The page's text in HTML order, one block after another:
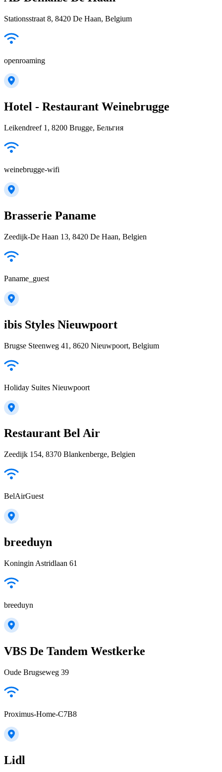
Stationsstraat 8, 8420 De Haan, Belgium
openroaming
Hotel - Restaurant Weinebrugge
Leikendreef 1, 8200 Brugge, Бельгия
weinebrugge-wifi
Brasserie Paname
Zeedijk-De Haan 13, 8420 De Haan, Belgien
Paname_guest
ibis Styles Nieuwpoort
Brugse Steenweg 41, 8620 Nieuwpoort, Belgium
Holiday Suites Nieuwpoort
Restaurant Bel Air
Zeedijk 154, 8370 Blankenberge, Belgien
BelAirGuest
breeduyn
Koningin Astridlaan 61
breeduyn
VBS De Tandem Westkerke
Oude Brugseweg 39
Proximus-Home-C7B8
Lidl